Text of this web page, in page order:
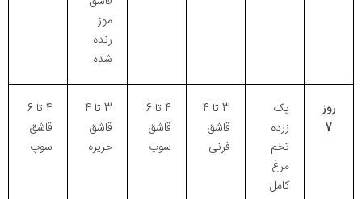
موز
رنده
شده
روز
7
یک
زرده
تخم
مرغ
کامل
3 تا 4
قاشق
فرنی
4 تا 6
قاشق
سوپ
3 تا 4
قاشق
حریره
4 تا 6
قاشق
سوپ